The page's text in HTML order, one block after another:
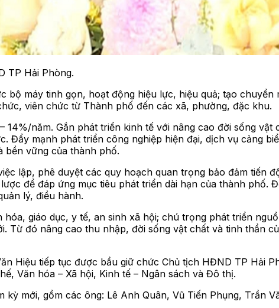
TP Hải Phòng.
bộ máy tinh gọn, hoạt động hiệu lực, hiệu quả; tạo
viên chức từ Thành phố đến các xã, phường, đặc khu.
năm. Gắn phát triển kinh tế với nâng cao đời sống
Đẩy mạnh phát triển công nghiệp hiện đại, dịch vụ cảng
bền vững của thành phố.
lập, phê duyệt các quy hoạch quan trọng bảo đảm tiến
để đáp ứng mục tiêu phát triển dài hạn của thành phố.
lý, điều hành.
giáo dục, y tế, an sinh xã hội; chú trọng phát triển
Từ đó nâng cao thu nhập, đời sống vật chất và tinh thần
Hiệu tiếp tục được bầu giữ chức Chủ tịch HĐND TP Hải
Văn hóa – Xã hội, Kinh tế – Ngân sách và Đô thị.
mới, gồm các ông: Lê Anh Quân, Vũ Tiến Phụng, Trần